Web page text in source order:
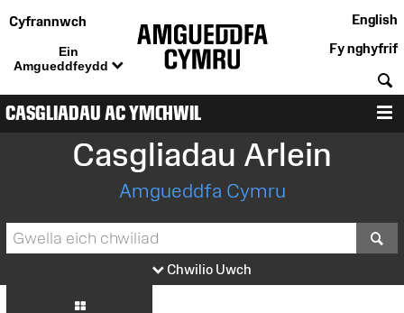
Cyfrannwch
Ein
Amgueddfeydd
English
Fy nghyfrif
CASGLIADAU AC YMCHWIL
Casgliadau Arlein
Amgueddfa Cymru
Chwilio Uwch